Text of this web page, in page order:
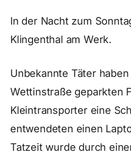
In der Nacht zum
Klingenthal am Werk.
Unbekannte Täter
Wettinstraße geparkten
Kleintransporter eine
entwendeten einen
Tatzeit wurde durch